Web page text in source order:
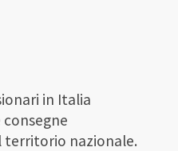
in Italia
territorio nazionale.